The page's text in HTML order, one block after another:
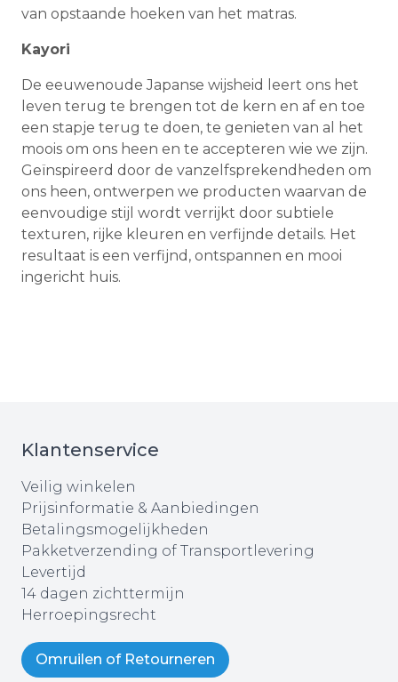
van opstaande hoeken van het matras.
Kayori
De eeuwenoude Japanse wijsheid leert ons het
leven terug te brengen tot de kern en af en toe
een stapje terug te doen, te genieten van al het
moois om ons heen en te accepteren wie we zijn.
Geïnspireerd door de vanzelfsprekendheden om
ons heen, ontwerpen we producten waarvan de
eenvoudige stijl wordt verrijkt door subtiele
texturen, rijke kleuren en verfijnde details. Het
resultaat is een verfijnd, ontspannen en mooi
ingericht huis.
Klantenservice
Veilig winkelen
Prijsinformatie & Aanbiedingen
Betalingsmogelijkheden
Pakketverzending of Transportlevering
Levertijd
14 dagen zichttermijn
Herroepingsrecht
Omruilen of Retourneren